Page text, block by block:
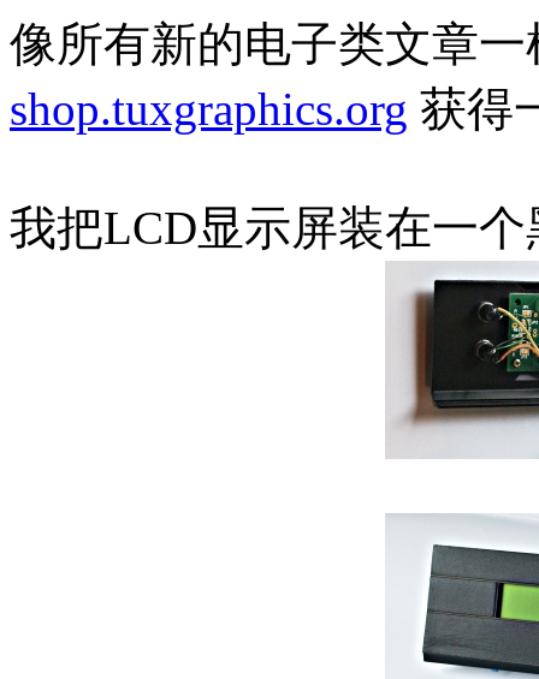
像所有新的电子类文章
shop.tuxgraphics.org 获得
我把LCD显示屏装在一